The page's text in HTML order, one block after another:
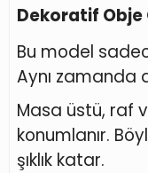
Dekoratif Obje
Bu model
Aynı zamanda
Masa üstü, raf
konumlanır.
şıklık katar.